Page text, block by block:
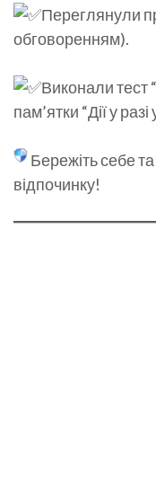
Переглянули
обговоренням).
Виконали тест
пам’ятки “Дії у
Бережіть себе
відпочинку!